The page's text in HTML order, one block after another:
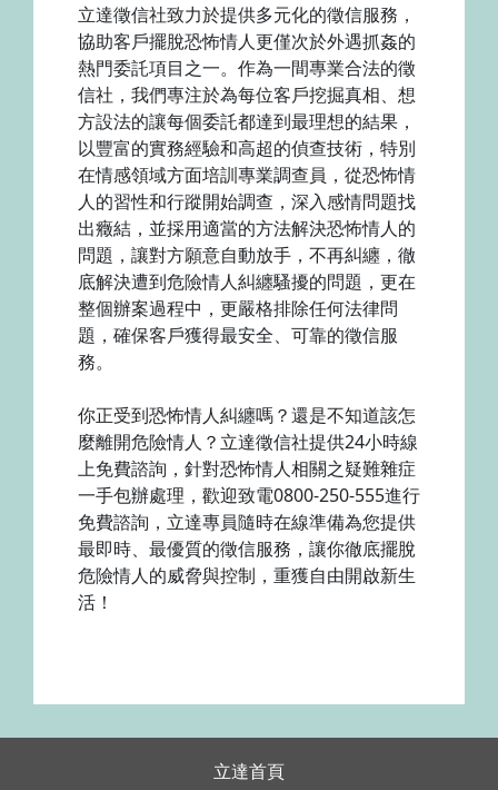
立達徵信社致力於提供多元化的徵信服務，
協助客戶擺脫恐怖情人更僅次於外遇抓姦的
熱門委託項目之一。作為一間專業合法的徵
信社，我們專注於為每位客戶挖掘真相、想
方設法的讓每個委託都達到最理想的結果，
以豐富的實務經驗和高超的偵查技術，特別
在情感領域方面培訓專業調查員，從恐怖情
人的習性和行蹤開始調查，深入感情問題找
出癥結，並採用適當的方法解決恐怖情人的
問題，讓對方願意自動放手，不再糾纏，徹
底解決遭到危險情人糾纏騷擾的問題，更在
整個辦案過程中，更嚴格排除任何法律問
題，確保客戶獲得最安全、可靠的徵信服
務。
你正受到恐怖情人糾纏嗎？還是不知道該怎
麼離開危險情人？立達徵信社提供24小時線
上免費諮詢，針對恐怖情人相關之疑難雜症
一手包辦處理，歡迎致電0800-250-555進行
免費諮詢，立達專員隨時在線準備為您提供
最即時、最優質的徵信服務，讓你徹底擺脫
危險情人的威脅與控制，重獲自由開啟新生
活！
立達首頁